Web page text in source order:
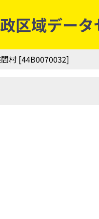
区域デー
村 [44B0070032]